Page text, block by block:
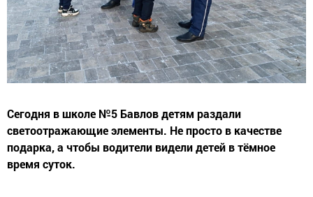
Сегодня в школе №5 Бавлов детям раздали
светоотражающие элементы. Не просто в качестве
подарка, а чтобы водители видели детей в тёмное
время суток.